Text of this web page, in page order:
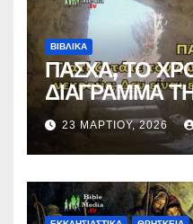
ΒΙΒΛΙΚΑ
ΠΑΣΧΑ, ΤΟ
ΔΙΑΓΡΑΜΜΑ
23 ΜΑΡΤΊΟΥ, 2026